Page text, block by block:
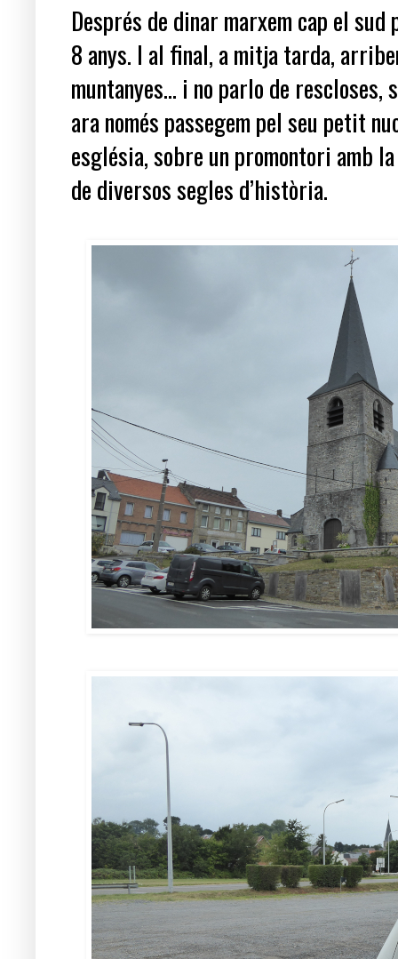
Després de dinar marxem cap el
8 anys. I al final, a mitja tarda,
muntanyes... i no parlo de
ara només passegem pel seu petit
església, sobre un promontori amb
de diversos segles d’història.